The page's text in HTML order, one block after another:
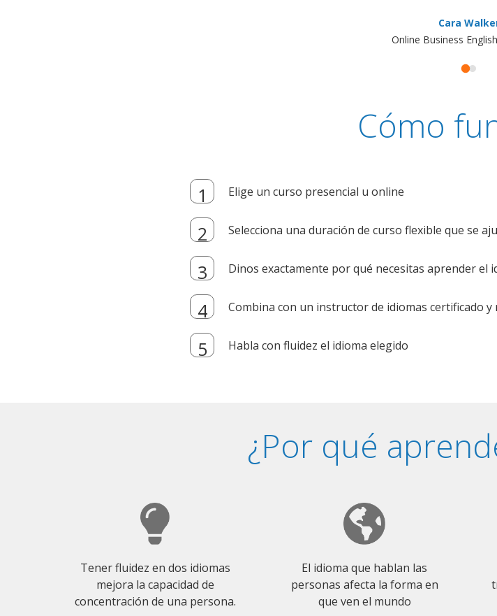
Cara
Online Business
Cómo
Elige un curso presencial u online
Selecciona una duración de curso flexible que se
Dinos exactamente por qué necesitas aprender el
Combina con un instructor de idiomas certificado y
Habla con fluidez el idioma elegido
¿Por qué
Tener fluidez en dos idiomas
mejora la capacidad de
concentración de una persona.
El idioma que hablan las
personas afecta la forma en
que ven el mundo